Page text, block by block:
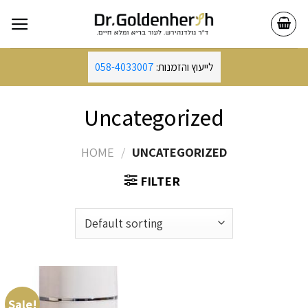
content
לייעוץ והזמנות: 058-4033007
Uncategorized
HOME / UNCATEGORIZED
FILTER
Sale!